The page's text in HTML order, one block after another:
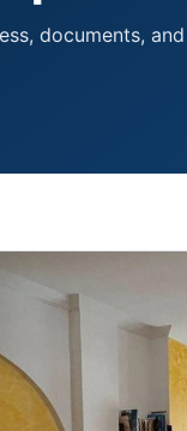
documents,